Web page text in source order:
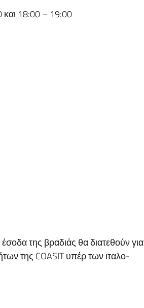
18:00 – 19:00
της βραδιάς θα διατεθούν για
της COASIT υπέρ των ιταλο-